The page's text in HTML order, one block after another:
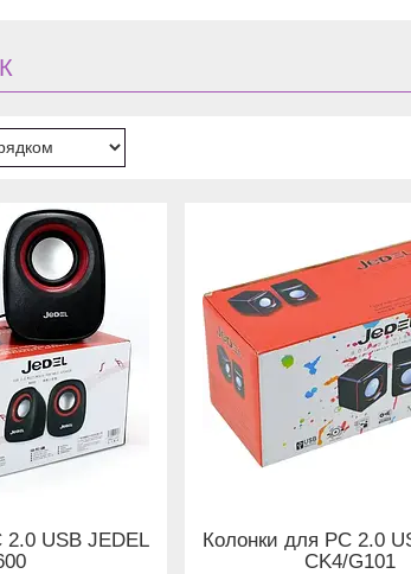
2.0 USB JEDEL
Колонки для PC 2.0
CK4/G101